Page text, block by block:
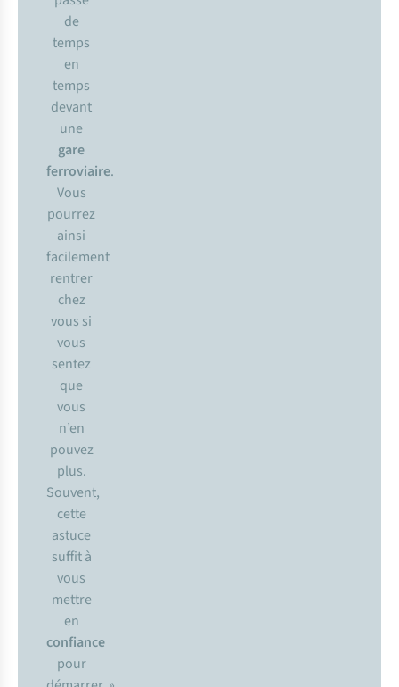
de
temps
en
temps
devant
une
gare
ferroviaire.
Vous
pourrez
ainsi
facilement
rentrer
chez
vous si
vous
sentez
que
vous
n’en
pouvez
plus.
Souvent,
cette
astuce
suffit à
vous
mettre
en
confiance
pour